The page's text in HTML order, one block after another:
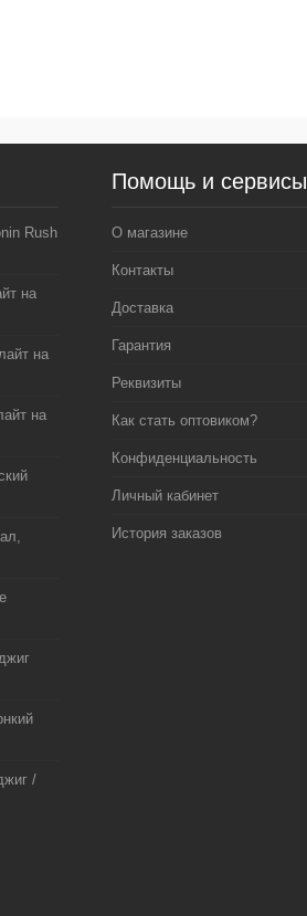
Rush
на
на
на
/
Помощь и сервисы
О магазине
Контакты
Доставка
Гарантия
Реквизиты
Как стать оптовиком?
Конфиденциальность
Личный кабинет
История заказов